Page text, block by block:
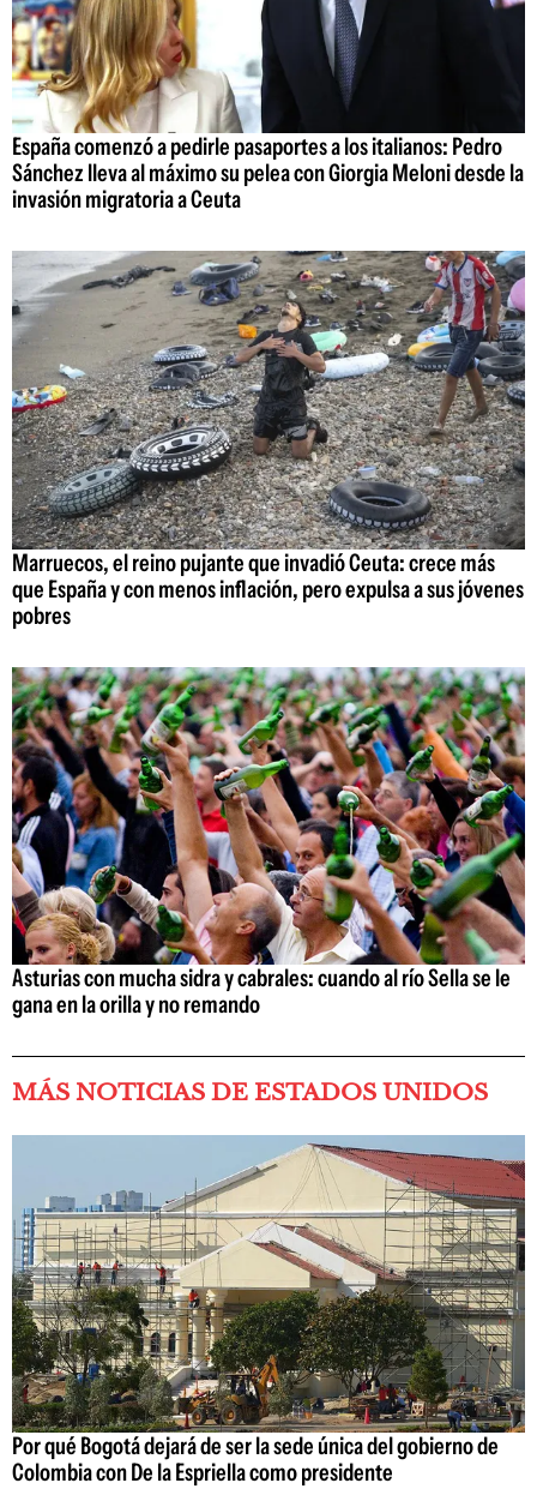
España comenzó a pedirle pasaportes a los italianos: Pedro
Sánchez lleva al máximo su pelea con Giorgia Meloni desde la
invasión migratoria a Ceuta
Marruecos, el reino pujante que invadió Ceuta: crece más
que España y con menos inflación, pero expulsa a sus jóvenes
pobres
Asturias con mucha sidra y cabrales: cuando al río Sella se le
gana en la orilla y no remando
MÁS NOTICIAS DE ESTADOS UNIDOS
Por qué Bogotá dejará de ser la sede única del gobierno de
Colombia con De la Espriella como presidente